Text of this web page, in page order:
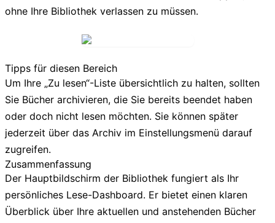
ohne Ihre Bibliothek verlassen zu müssen.
Tipps für diesen Bereich
Um Ihre „Zu lesen“-Liste übersichtlich zu halten, sollten
Sie Bücher archivieren, die Sie bereits beendet haben
oder doch nicht lesen möchten. Sie können später
jederzeit über das Archiv im Einstellungsmenü darauf
zugreifen.
Zusammenfassung
Der Hauptbildschirm der Bibliothek fungiert als Ihr
persönliches Lese-Dashboard. Er bietet einen klaren
Überblick über Ihre aktuellen und anstehenden Bücher